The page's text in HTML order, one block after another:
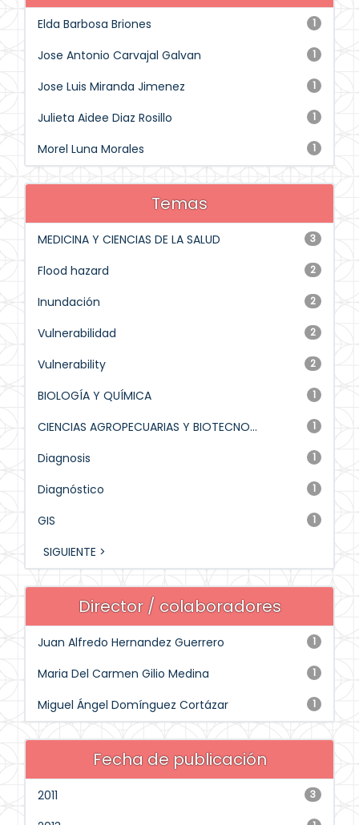
1
Elda Barbosa Briones
1
Jose Antonio Carvajal Galvan
1
Jose Luis Miranda Jimenez
1
Julieta Aidee Diaz Rosillo
1
Morel Luna Morales
Temas
3
MEDICINA Y CIENCIAS DE LA SALUD
2
Flood hazard
2
Inundación
2
Vulnerabilidad
2
Vulnerability
1
BIOLOGÍA Y QUÍMICA
1
CIENCIAS AGROPECUARIAS Y BIOTECNO...
1
Diagnosis
1
Diagnóstico
1
GIS
SIGUIENTE >
Director / colaboradores
1
Juan Alfredo Hernandez Guerrero
1
Maria Del Carmen Gilio Medina
1
Miguel Ángel Domínguez Cortázar
Fecha de publicación
3
2011